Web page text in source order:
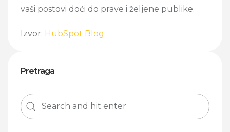
vaši postovi doći do prave i željene publike.
Izvor: HubSpot Blog
Pretraga